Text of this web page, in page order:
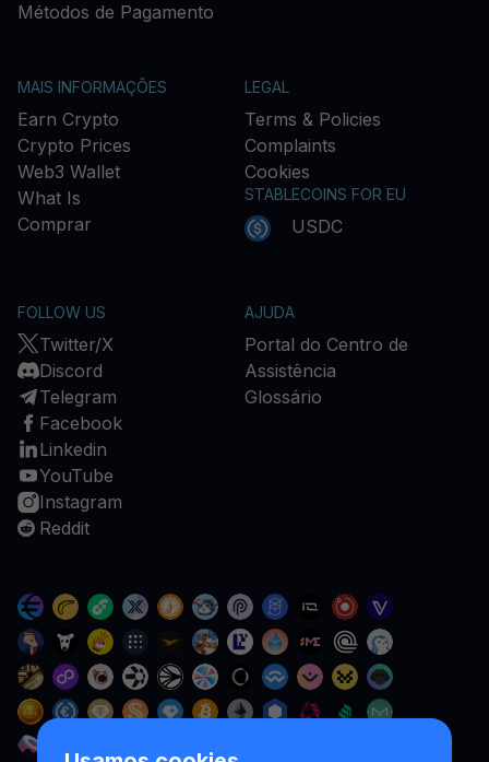
Métodos de Pagamento
MAIS INFORMAÇÕES
Earn Crypto
Crypto Prices
Web3 Wallet
What Is
Comprar
LEGAL
Terms & Policies
Complaints
Cookies
STABLECOINS FOR EU
USDC
FOLLOW US
Twitter/X
Discord
Telegram
Facebook
Linkedin
YouTube
Instagram
Reddit
AJUDA
Portal do Centro de
Assistência
Glossário